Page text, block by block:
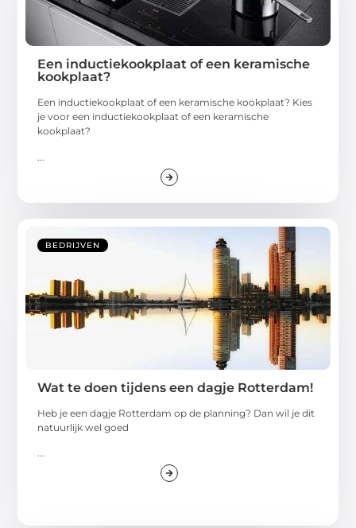
Een inductiekookplaat of een keramische
kookplaat?
Een inductiekookplaat of een keramische kookplaat? Kies
je voor een inductiekookplaat of een keramische
kookplaat?
BEDRIJVEN
Wat te doen tijdens een dagje Rotterdam!
Heb je een dagje Rotterdam op de planning? Dan wil je dit
natuurlijk wel goed
...